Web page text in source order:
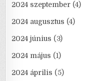
2024 szeptember (4)
2024 augusztus (4)
2024 június (3)
2024 május (1)
2024 április (5)